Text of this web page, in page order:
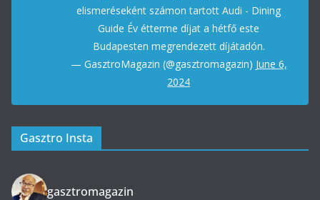
elismeréseként számon tartott Audi - Dining
Guide Év étterme díjat a hétfő este
Budapesten megrendezett díjátadón.
— GasztroMagazin (@gasztromagazin) June 6,
2024
Gasztro Insta
gasztromagazin